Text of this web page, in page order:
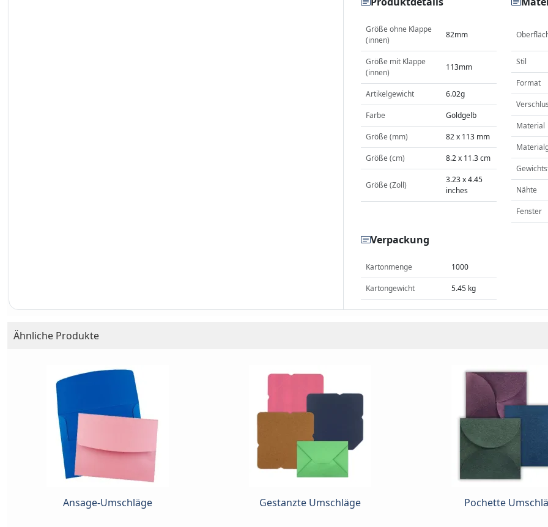
Größe ohne Klappe
(innen)
82mm
Größe mit Klappe
(innen)
113mm
Artikelgewicht 6.02g
Farbe Goldgelb
Größe (mm) 82 x 113 mm
Größe (cm) 8.2 x 11.3 cm
Größe (Zoll)
3.23 x 4.45
inches
Stil
Format
Material
Nähte
Fenster
Verpackung
Kartonmenge 1000
Kartongewicht 5.45 kg
Ähnliche Produkte
Ansage-Umschläge Gestanzte Umschläge Pochette